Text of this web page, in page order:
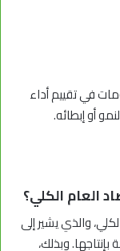
في تقييم أداء
أو إبطائه.
العام الكلي؟
والذي يشير إلى
وبذلك،